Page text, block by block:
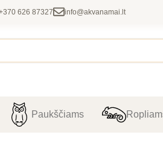
626 87327 info@akvanamai.lt
Paukščiams